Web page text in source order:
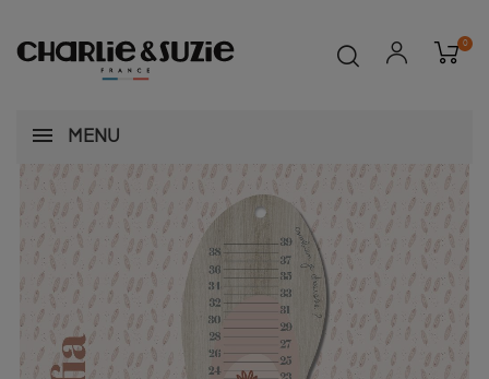
0
MENU